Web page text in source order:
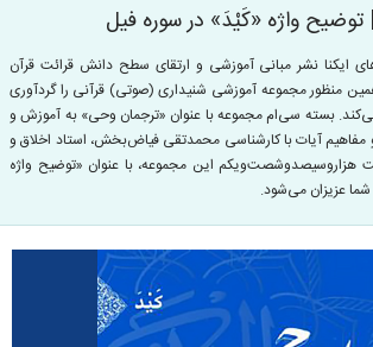
واژه «کَیْدَ» در سوره فیل
ایکنا نشر مبانی آموزشی و ارتقای سطح دانش قرائت قرآن
منظور مجموعه آموزشی شنیداری (صوتی) قرآنی را گردآوری
می‌کند. بسته سی‌ام مجموعه با عنوان «ترجمان وحی» به آموزش و
مفاهیم آیات با کارشناسی محمدتقی فیاض‌بخش، استاد اخلاق و
هزار‌وسیصدوشصت‌ویکم این مجموعه، با عنوان «توضیح واژه
عزیزان می‌شود.